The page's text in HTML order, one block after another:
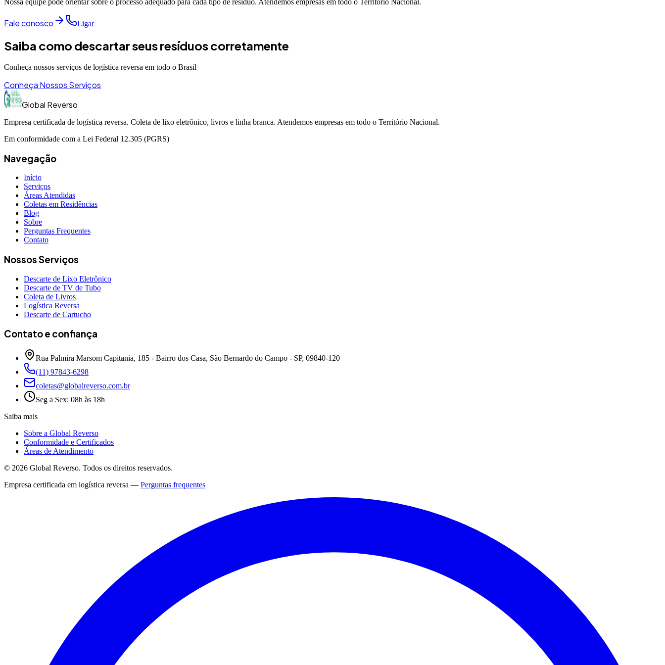
Nossa equipe pode orientar sobre o processo adequado para cada tipo de resíduo. Atendemos empresas em todo o Território Nacional.
Fale conosco Ligar
Saiba como descartar seus resíduos corretamente
Conheça nossos serviços de logística reversa em todo o Brasil
Conheça Nossos Serviços
Global Reverso
Empresa certificada de logística reversa. Coleta de lixo eletrônico, livros e linha branca. Atendemos empresas em todo o Território Nacional.
Em conformidade com a Lei Federal 12.305 (PGRS)
Navegação
Início
Serviços
Áreas Atendidas
Coletas em Residências
Blog
Sobre
Perguntas Frequentes
Contato
Nossos Serviços
Descarte de Lixo Eletrônico
Descarte de TV de Tubo
Coleta de Livros
Logística Reversa
Descarte de Cartucho
Contato e confiança
Rua Palmira Marsom Capitania, 185 - Bairro dos Casa, São Bernardo do Campo - SP, 09840-120
(11) 97843-6298
coletas@globalreverso.com.br
Seg a Sex: 08h às 18h
Saiba mais
Sobre a Global Reverso
Conformidade e Certificados
Áreas de Atendimento
© 2026 Global Reverso. Todos os direitos reservados.
Empresa certificada em logística reversa — Perguntas frequentes